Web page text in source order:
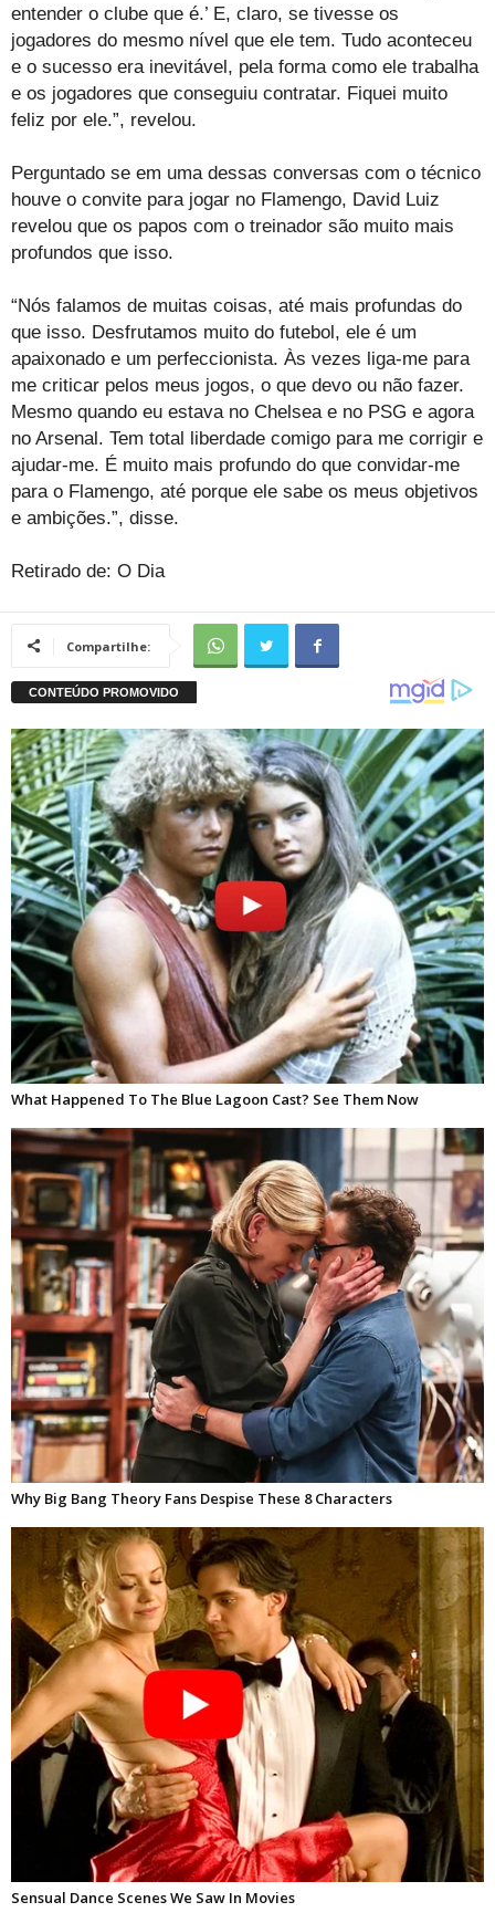
entender o clube que é.’ E, claro, se tivesse os
jogadores do mesmo nível que ele tem. Tudo aconteceu
e o sucesso era inevitável, pela forma como ele trabalha
e os jogadores que conseguiu contratar. Fiquei muito
feliz por ele.”, revelou.
Perguntado se em uma dessas conversas com o técnico
houve o convite para jogar no Flamengo, David Luiz
revelou que os papos com o treinador são muito mais
profundos que isso.
“Nós falamos de muitas coisas, até mais profundas do
que isso. Desfrutamos muito do futebol, ele é um
apaixonado e um perfeccionista. Às vezes liga-me para
me criticar pelos meus jogos, o que devo ou não fazer.
Mesmo quando eu estava no Chelsea e no PSG e agora
no Arsenal. Tem total liberdade comigo para me corrigir e
ajudar-me. É muito mais profundo do que convidar-me
para o Flamengo, até porque ele sabe os meus objetivos
e ambições.”, disse.
Retirado de: O Dia
Compartilhe: